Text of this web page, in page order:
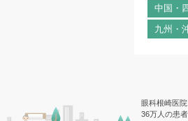
中国・
九州・
眼科根崎医
36万人の患